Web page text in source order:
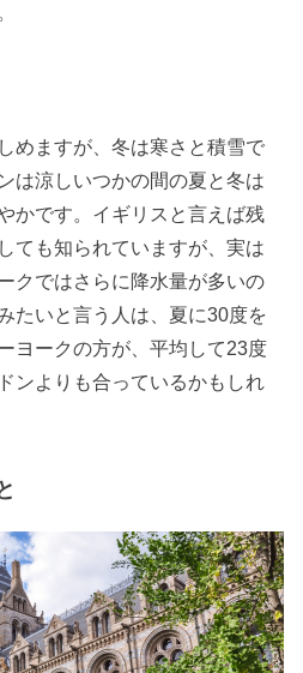
めますが、冬は寒さと積雪で
は涼しいつかの間の夏と冬は
かです。イギリスと言えば残
ても知られていますが、実は
クではさらに降水量が多いの
たいと言う人は、夏に30度を
ヨークの方が、平均して23度
ンよりも合っているかもしれ